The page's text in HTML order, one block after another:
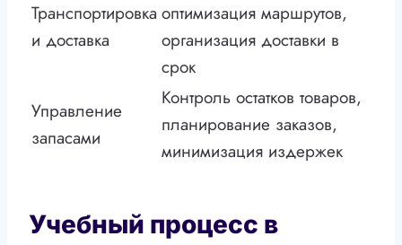
Транспортировка
и доставка
оптимизация маршрутов,
организация доставки в
срок
Управление
запасами
Контроль остатков товаров,
планирование заказов,
минимизация издержек
Учебный процесс в